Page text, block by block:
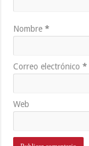
Nombre*
Correo electrónico*
Web